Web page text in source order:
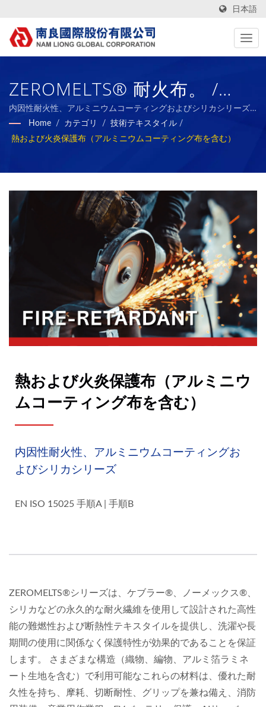
日本語
ZEROMELTS® 耐火布。 /
Nam Liong - プロフェッショ
ナルポリマーフォーム複合材
内因性耐火性、アルミニウムコーティングおよびシリカシリーズ /
Nam Liong - プロフェッショナルポリマーフォーム複合材料メー
カー。
Home / カテゴリ / 技術テキスタイル /
熱および火炎保護布（アルミニウムコーティング布を含む）
熱および火炎保護布（アルミニウ
ムコーティング布を含む）
内因性耐火性、アルミニウムコーティングお
よびシリカシリーズ
EN ISO 15025 手順A | 手順B
ZEROMELTS®シリーズは、ケブラー®、ノーメックス®、
シリカなどの永久的な耐火繊維を使用して設計された高性
能の難燃性および断熱性テキスタイルを提供し、洗濯や長
期間の使用に関係なく保護特性が効果的であることを保証
します。 さまざまな構造（織物、編物、アルミ箔ラミネ
ート生地を含む）で利用可能なこれらの材料は、優れた耐
久性を持ち、摩耗、切断耐性、グリップを兼ね備え、消防